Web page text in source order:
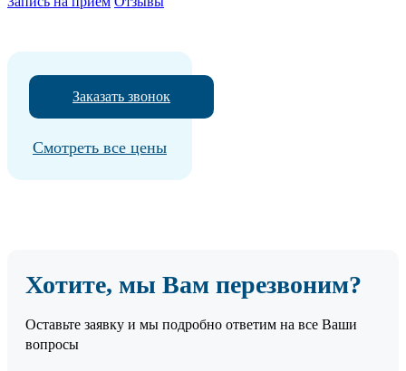
Заказать звонок
Смотреть все цены
Хотите, мы Вам перезвоним?
Оставьте заявку и мы подробно ответим на все Ваши
вопросы